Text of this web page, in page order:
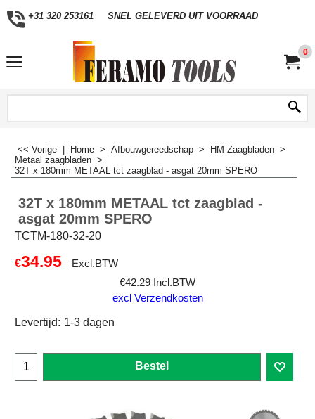
+31 320 253161 SNEL GELEVERD UIT VOORRAAD
0
<< Vorige Home > Afbouwgereedschap > HM-Zaagbladen >
Metaal zaagbladen >
32T x 180mm METAAL tct zaagblad - asgat 20mm SPERO
32T x 180mm METAAL tct zaagblad -
asgat 20mm SPERO
TCTM-180-32-20
€34.95
Excl.BTW
€42.29 Incl.BTW
excl Verzendkosten
Levertijd: 1-3 dagen
Bestel